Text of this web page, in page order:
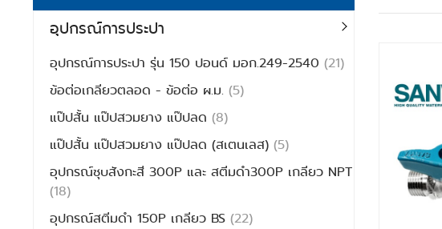
อุปกรณ์การประปา
อุปกรณ์การประปา รุ่น 150 ปอนด์ มอก.249-2540(21)
ข้อต่อเกลียวตลอด - ข้อต่อ ผ.ม.(5)
แป๊ปสั้น แป๊ปสวมยาง แป๊ปลด(8)
แป๊ปสั้น แป๊ปสวมยาง แป๊ปลด (สเตนเลส)(5)
อุปกรณ์ชุบสังกะสี 300P และ สตีมดำ300P เกลียว NPT
(18)
อุปกรณ์สตีมดำ 150P เกลียว BS(22)